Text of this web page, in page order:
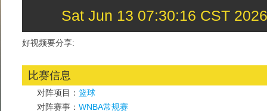
Sat Jun 13 07:30:16 CST
好视频要分享:
比赛信息
对阵项目： 篮球
对阵赛事： WNBA常规赛